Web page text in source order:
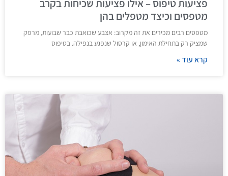
פציעות טיפוס – אילו פציעות שכיחות בקרב
מטפסים וכיצד מטפלים בהן
מטפסים רבים מכירים את זה מקרוב: אצבע שכואבת כבר שבועות, מרפק
שמציק רק בתחילת האימון, או קרסול שנפגע בנפילה. בטיפוס
קרא עוד »